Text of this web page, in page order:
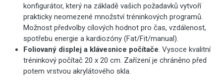
konfigurátor, který na základě vašich požadavků vytvoří
prakticky neomezené množství tréninkových programů.
Možnost předvolby cílových hodnot pro čas, vzdálenost,
spotřebu energie a kardiozóny (Fat/Fit/manual).
Foliovaný displej a klávesnice počítače. Vysoce kvalitní
tréninkový počítač 20 x 20 cm. Zařízení je chráněno před
potem vrstvou akrylátového skla.